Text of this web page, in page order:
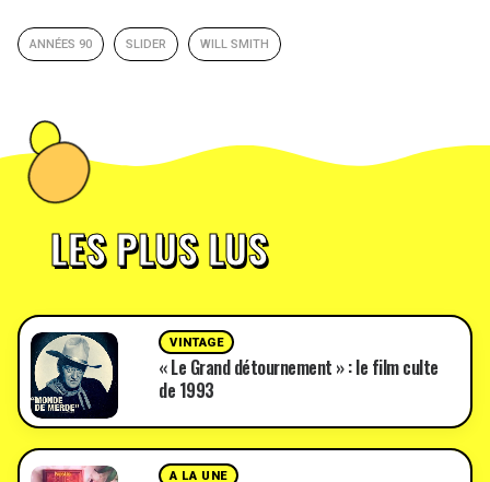
ANNÉES 90 SLIDER WILL SMITH
LES PLUS LUS
VINTAGE
« Le Grand détournement » : le film culte
de 1993
A LA UNE